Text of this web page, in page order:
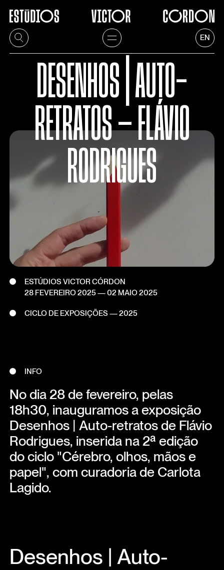
EN
DESENHOS | AUTO-
RETRATOS — FLÁVIO
RODRIGUES
ESTÚDIOS VICTOR CÓRDON
28 FEVEREIRO 2025—02 MAIO 2025
CICLO DE EXPOSIÇÕES — 2025
INFO
No dia 28 de fevereiro, pelas
18h30, inauguramos a exposição
Desenhos | Auto-retratos de Flávio
Rodrigues, inserida na 2ª edição
do ciclo "Cérebro, olhos, mãos e
papel", com curadoria de Carlota
Lagido.
Desenhos | Auto-